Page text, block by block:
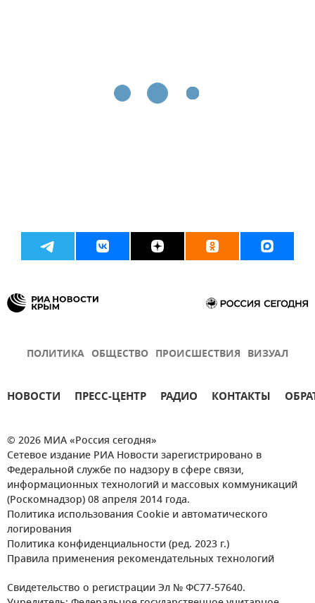
ПОЛИТИКА ОБЩЕСТВО ПРОИСШЕСТВИЯ ВИЗУАЛ
НОВОСТИ ПРЕСС-ЦЕНТР РАДИО КОНТАКТЫ
© 2026 МИА «Россия сегодня»
Сетевое издание РИА Новости зарегистрировано в
Федеральной службе по надзору в сфере связи,
информационных технологий и массовых коммуникаций
(Роскомнадзор) 08 апреля 2014 года.
Политика использования Cookie и автоматического
логирования
Политика конфиденциальности (ред. 2023 г.)
Правила применения рекомендательных технологий
Свидетельство о регистрации Эл № ФС77-57640.